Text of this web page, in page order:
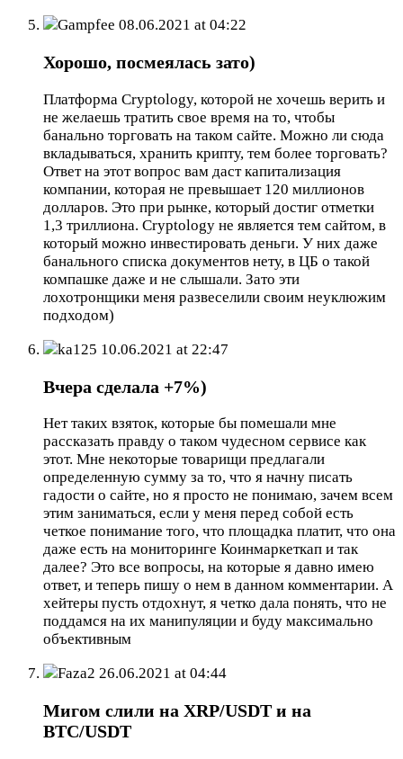
Gampfee 08.06.2021 at 04:22
Хорошо, посмеялась зато)
Платформа Cryptology, которой не хочешь верить и
не желаешь тратить свое время на то, чтобы
банально торговать на таком сайте. Можно ли сюда
вкладываться, хранить крипту, тем более торговать?
Ответ на этот вопрос вам даст капитализация
компании, которая не превышает 120 миллионов
долларов. Это при рынке, который достиг отметки
1,3 триллиона. Cryptology не является тем сайтом, в
который можно инвестировать деньги. У них даже
банального списка документов нету, в ЦБ о такой
компашке даже и не слышали. Зато эти
лохотронщики меня развеселили своим неуклюжим
подходом)
ka125 10.06.2021 at 22:47
Вчера сделала +7%)
Нет таких взяток, которые бы помешали мне
рассказать правду о таком чудесном сервисе как
этот. Мне некоторые товарищи предлагали
определенную сумму за то, что я начну писать
гадости о сайте, но я просто не понимаю, зачем всем
этим заниматься, если у меня перед собой есть
четкое понимание того, что площадка платит, что она
даже есть на мониторинге Коинмаркеткап и так
далее? Это все вопросы, на которые я давно имею
ответ, и теперь пишу о нем в данном комментарии. А
хейтеры пусть отдохнут, я четко дала понять, что не
поддамся на их манипуляции и буду максимально
объективным
Faza2 26.06.2021 at 04:44
Мигом слили на XRP/USDT и на
BTC/USDT